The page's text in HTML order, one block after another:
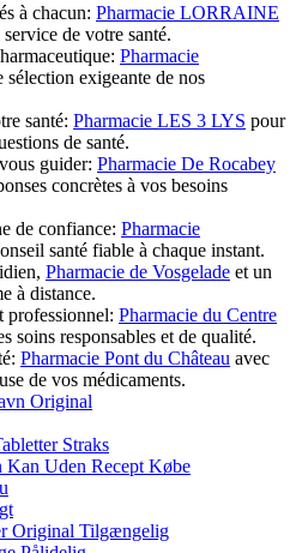
à chacun: Pharmacie LORRAINE
de votre santé.
Pharmacie
sélection exigeante de nos
santé: Pharmacie LES 3 LYS pour
de santé.
guider: Pharmacie De Rocabey
concrètes à vos besoins
de confiance: Pharmacie
santé fiable à chaque instant.
Pharmacie de Vosgelade et un
à distance.
professionnel: Pharmacie du Centre
soins responsables et de qualité.
Pharmacie Pont du Château avec
de vos médicaments.
Original
Straks
Kan Uden Recept Købe
Original Tilgængelig